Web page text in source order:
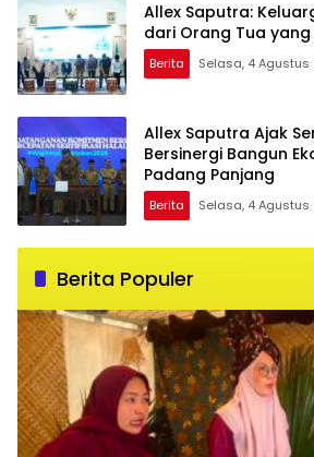
Allex Saputra:
dari Orang Tua
Berita Selasa, 4 Agustus
Allex Saputra Ajak
Bersinergi Bangun
Padang Panjang
Berita Selasa, 4 Agustus
Berita Populer